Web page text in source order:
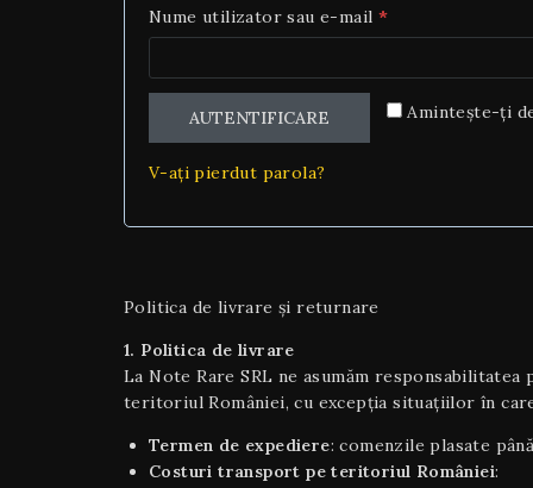
Nume utilizator sau e-mail *
Amintește-ți
AUTENTIFICARE
V-ați pierdut parola?
Politica de livrare și returnare
1. Politica de livrare
La Note Rare SRL ne asumăm
teritoriul României, cu excepția situaţiilor în
Termen de expediere: comenzile plasate
Costuri transport pe teritoriul României: